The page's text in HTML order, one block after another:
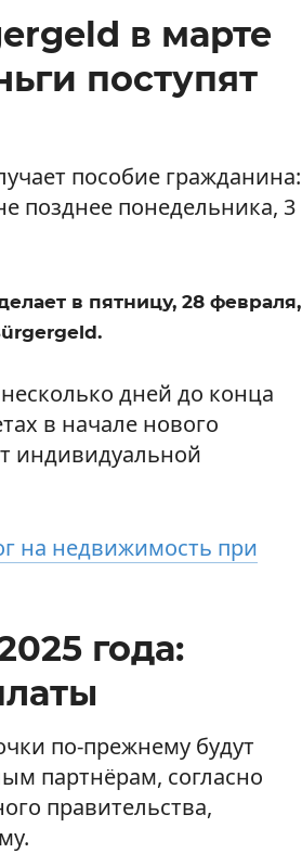
в марте
поступят
пособие гражданина:
позднее понедельника, 3
в пятницу, 28 февраля,
дней до конца
в начале нового
индивидуальной
на недвижимость при
года:
по-прежнему будут
партнёрам, согласно
правительства,